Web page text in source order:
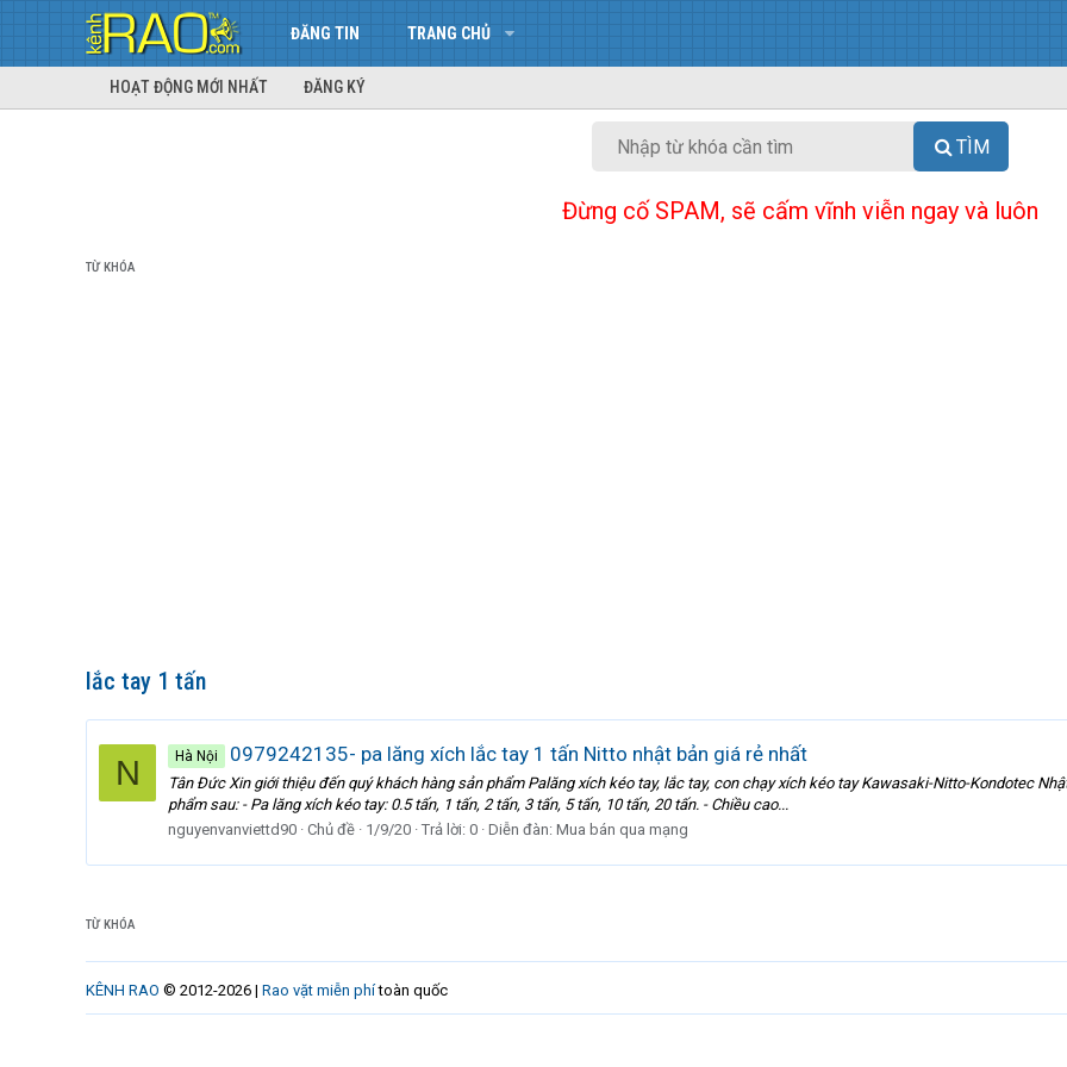
ĐĂNG TIN TRANG CHỦ
HOẠT ĐỘNG MỚI NHẤT ĐĂNG KÝ
TÌM
Đừng cố SPAM, sẽ cấm vĩnh viễn ngay và luôn
TỪ KHÓA
lắc tay 1 tấn
N Hà Nội 0979242135- pa lăng xích lắc tay 1 tấn Nitto nhật bản giá rẻ nhất
Tân Đức Xin giới thiệu đến quý khách hàng sản phẩm Palăng xích kéo tay, lắc tay, con chạy xích kéo tay Kawasaki-Nitto-Kondotec
phẩm sau: - Pa lăng xích kéo tay: 0.5 tấn, 1 tấn, 2 tấn, 3 tấn, 5 tấn, 10 tấn, 20 tấn. - Chiều cao...
nguyenvanviettd90 Chủ đề 1/9/20 Trả lời: 0 Diễn đàn: Mua bán qua mạng
TỪ KHÓA
KÊNH RAO © 2012-2026 | Rao vặt miễn phítoàn quốc